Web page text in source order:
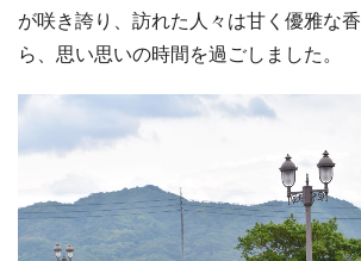
が咲き誇り、訪れた人々は甘く優雅な
ら、思い思いの時間を過ごしました。